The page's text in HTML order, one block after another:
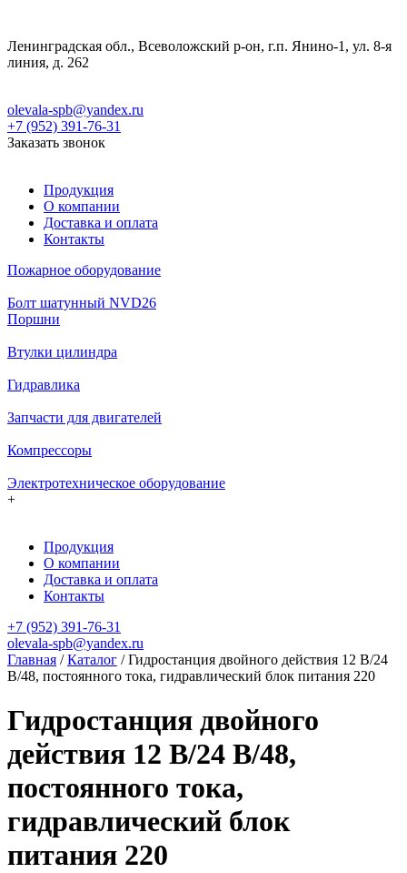
Ленинградская обл., Всеволожский р-он, г.п. Янино-1, ул. 8-я
линия, д. 262
olevala-spb@yandex.ru
+7 (952) 391-76-31
Заказать звонок
Продукция
О компании
Доставка и оплата
Контакты
Пожарное оборудование
Болт шатунный NVD26
Поршни
Втулки цилиндра
Гидравлика
Запчасти для двигателей
Компрессоры
Электротехническое оборудование
+
Продукция
О компании
Доставка и оплата
Контакты
+7 (952) 391-76-31
olevala-spb@yandex.ru
Главная /Каталог /Гидростанция двойного действия 12 В/24
В/48, постоянного тока, гидравлический блок питания 220
Гидростанция двойного
действия 12 В/24 В/48,
постоянного тока,
гидравлический блок
питания 220